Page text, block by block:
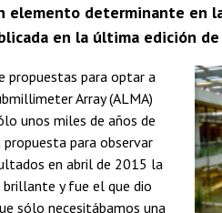
elemento determinante en
en la última edición
propuestas para optar a
Array (ALMA)
unos miles de años de
propuesta para observar
en abril de 2015 la
y fue el que dio
sólo necesitábamos una